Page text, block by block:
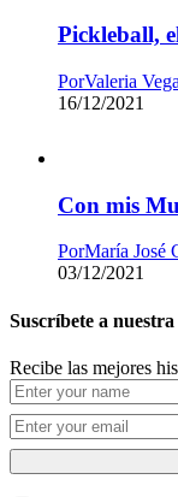
Pickleball,
PorValeria
16/12/2021
Con mis
PorMaría José
03/12/2021
Suscríbete a
Recibe las mejores